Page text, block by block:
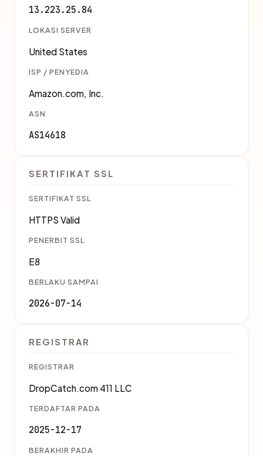
13.223.25.84
LOKASI SERVER
United States
ISP / PENYEDIA
Amazon.com, Inc.
ASN
AS14618
SERTIFIKAT SSL
SERTIFIKAT SSL
HTTPS Valid
PENERBIT SSL
E8
BERLAKU SAMPAI
2026-07-14
REGISTRAR
REGISTRAR
DropCatch.com 411 LLC
TERDAFTAR PADA
2025-12-17
BERAKHIR PADA